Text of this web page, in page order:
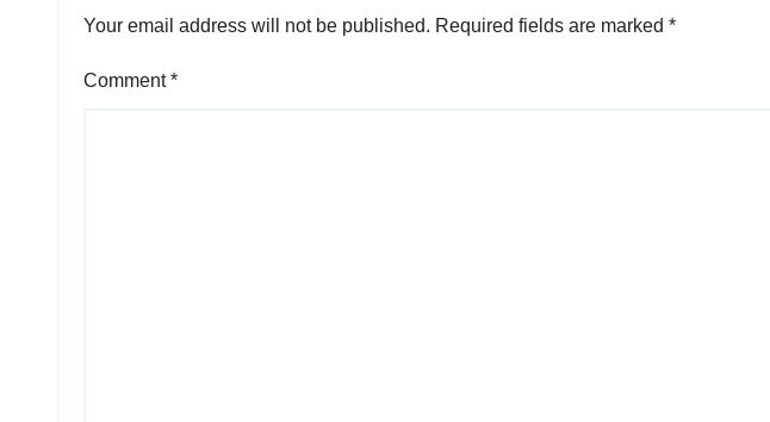
Your email address will not be published. Required fields are marked *
Comment*